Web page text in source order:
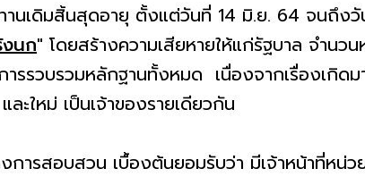
เดิมสิ้นสุดอายุ ตั้งแต่วันที่ 14 มิ.ย. 64 จนถึงวั
นก" โดยสร้างความเสียหายให้แก่รัฐบาล จำน
ารรวบรวมหลักฐานทั้งหมด เนื่องจากเรื่องเกิ
ะใหม่ เป็นเจ้าของรายเดียวกัน
การสอบสวน เบื้องต้นยอมรับว่า มีเจ้าหน้าที่หน่